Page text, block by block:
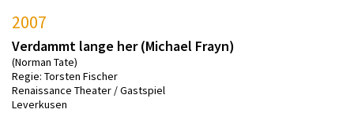
2007
Verdammt lange her (Michael Frayn)
(Norman Tate)
Regie: Torsten Fischer
Renaissance Theater / Gastspiel
Leverkusen